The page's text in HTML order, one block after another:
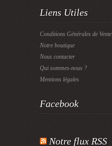
Liens Utiles
Conditions Générales de Vente
Notre boutique
Nous contacter
Qui sommes-nous ?
Mentions légales
Facebook
Notre flux RSS